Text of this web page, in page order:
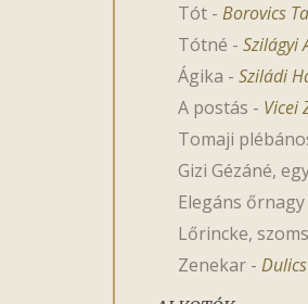
Tót - Borovics
Tótné - Szilágyi
Ágika - Sziládi
A postás - Vicei
Tomaji
Gizi Gézáné,
Elegáns őrnagy
Lőrincke,
Zenekar -